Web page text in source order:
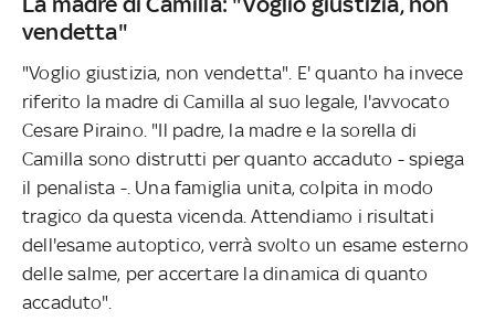
vendetta"
"Voglio giustizia, non vendetta". E' quanto ha invece
riferito la madre di Camilla al suo legale, l'avvocato
Cesare Piraino. "Il padre, la madre e la sorella di
Camilla sono distrutti per quanto accaduto - spiega
il penalista -. Una famiglia unita, colpita in modo
tragico da questa vicenda. Attendiamo i risultati
dell'esame autoptico, verrà svolto un esame esterno
delle salme, per accertare la dinamica di quanto
accaduto".